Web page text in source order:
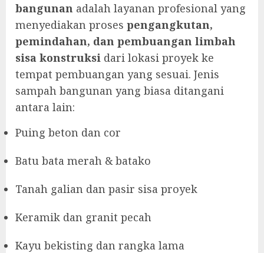
bangunan adalah layanan profesional yang
menyediakan proses pengangkutan,
pemindahan, dan pembuangan limbah
sisa konstruksi dari lokasi proyek ke
tempat pembuangan yang sesuai. Jenis
sampah bangunan yang biasa ditangani
antara lain:
Puing beton dan cor
Batu bata merah & batako
Tanah galian dan pasir sisa proyek
Keramik dan granit pecah
Kayu bekisting dan rangka lama